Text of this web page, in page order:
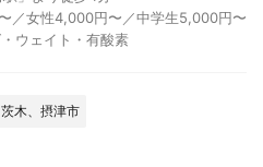
／女性4,000円〜／中学生5,000円〜
ウェイト・有酸素
木、摂津市